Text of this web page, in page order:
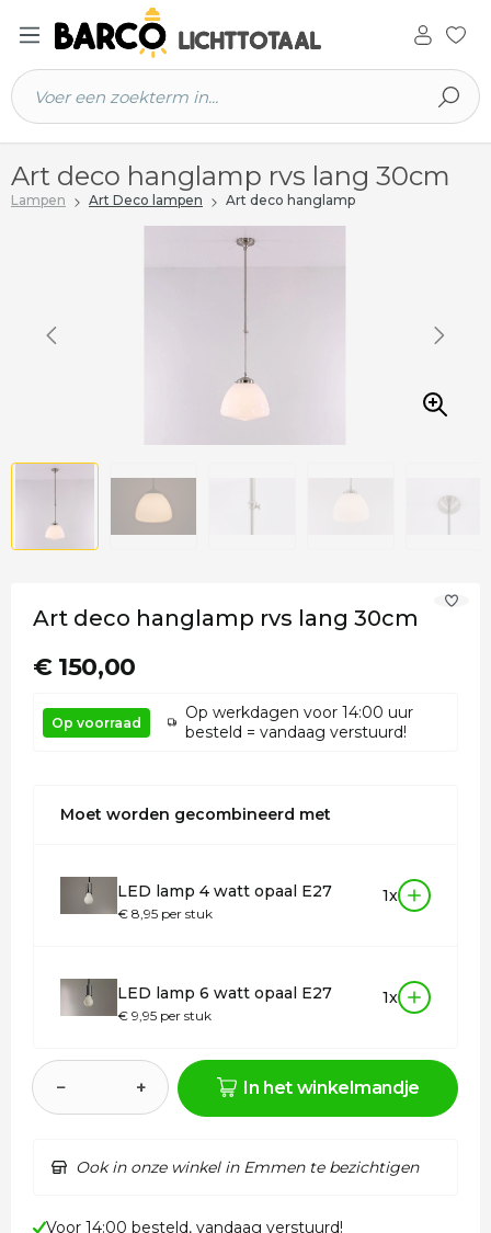
hoofdinhoud
Art deco hanglamp rvs lang 30cm
Lampen Art Deco lampen Art deco hanglamp
Art deco hanglamp rvs lang 30cm
€ 150,00
Op voorraad
Op werkdagen voor 14:00 uur
besteld = vandaag verstuurd!
Moet worden gecombineerd met
LED lamp 4 watt opaal E27
€ 8,95 per stuk
1x
LED lamp 6 watt opaal E27
€ 9,95 per stuk
1x
− + In het winkelmandje
Ook in onze winkel in Emmen te bezichtigen
Voor 14:00 besteld, vandaag verstuurd!